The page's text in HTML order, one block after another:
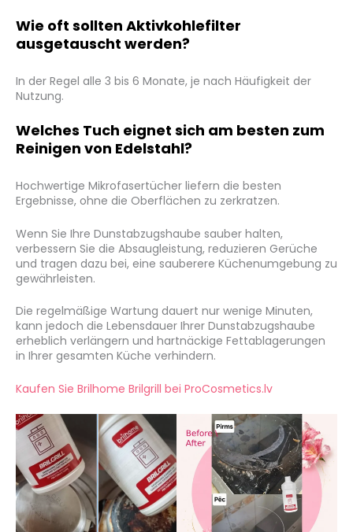
Wie oft sollten Aktivkohlefilter
ausgetauscht werden?
In der Regel alle 3 bis 6 Monate, je nach Häufigkeit der
Nutzung.
Welches Tuch eignet sich am besten zum
Reinigen von Edelstahl?
Hochwertige Mikrofasertücher liefern die besten
Ergebnisse, ohne die Oberflächen zu zerkratzen.
Wenn Sie Ihre Dunstabzugshaube sauber halten,
verbessern Sie die Absaugleistung, reduzieren Gerüche
und tragen dazu bei, eine sauberere Küchenumgebung zu
gewährleisten.
Die regelmäßige Wartung dauert nur wenige Minuten,
kann jedoch die Lebensdauer Ihrer Dunstabzugshaube
erheblich verlängern und hartnäckige Fettablagerungen
in Ihrer gesamten Küche verhindern.
Kaufen Sie Brilhome Brilgrill bei ProCosmetics.lv